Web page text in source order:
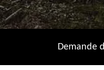
Demande